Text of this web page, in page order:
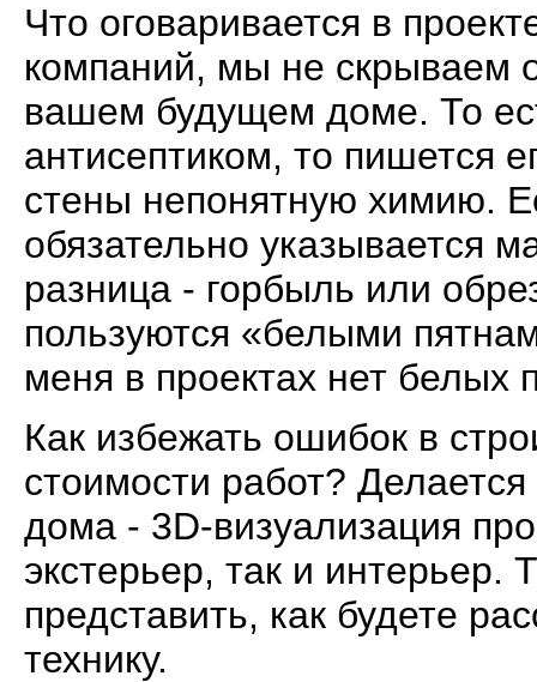
Что оговаривается в
компаний, мы не скрываем
вашем будущем доме. То
антисептиком, то пишется
стены непонятную химию.
обязательно указывается
разница - горбыль или
пользуются «белыми
меня в проектах нет белых
Как избежать ошибок в
стоимости работ?
дома - 3D-визуализация
экстерьер, так и интерьер.
представить, как будете
технику.